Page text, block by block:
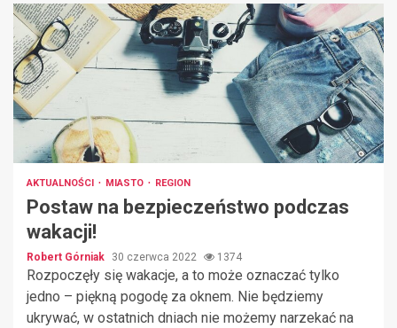
AKTUALNOŚCI MIASTO REGION
Postaw na bezpieczeństwo podczas
wakacji!
Robert Górniak 30 czerwca 2022 1374
Rozpoczęły się wakacje, a to może oznaczać tylko
jedno – piękną pogodę za oknem. Nie będziemy
ukrywać, w ostatnich dniach nie możemy narzekać na